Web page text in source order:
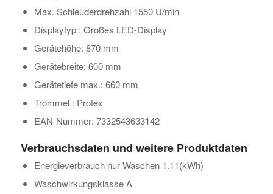
Max. Schleuderdrehzahl 1550 U/min
Displaytyp : Großes LED-Display
Gerätehöhe: 870 mm
Gerätebreite: 600 mm
Gerätetiefe max.: 660 mm
Trommel : Protex
EAN-Nummer: 7332543633142
Verbrauchsdaten und weitere Produktdaten
Energieverbrauch nur Waschen 1.11(kWh)
Waschwirkungsklasse A